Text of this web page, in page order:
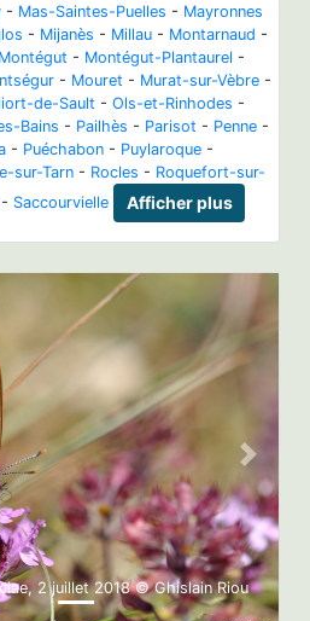
- Mas-Saintes-Puelles - Mayronnes
- Mijanès - Millau - Montarnaud -
Montégut - Montégut-Plantaurel -
- Mouret - Murat-sur-Vèbre -
de-Sault - Ols-et-Rinhodes -
Bains - Pailhès - Parisot - Penne -
- Puéchabon - Puylaroque -
sur-Tarn - Rocles - Roquefort-sur-
- Saccourvielle Afficher plus
2 juillet 2018 © Ghislain Riou
Next